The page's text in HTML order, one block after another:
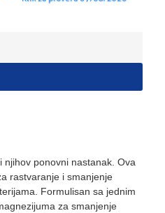
njihov ponovni nastanak. Ova
rastvaranje i smanjenje
Formulisan sa jednim
za smanjenje